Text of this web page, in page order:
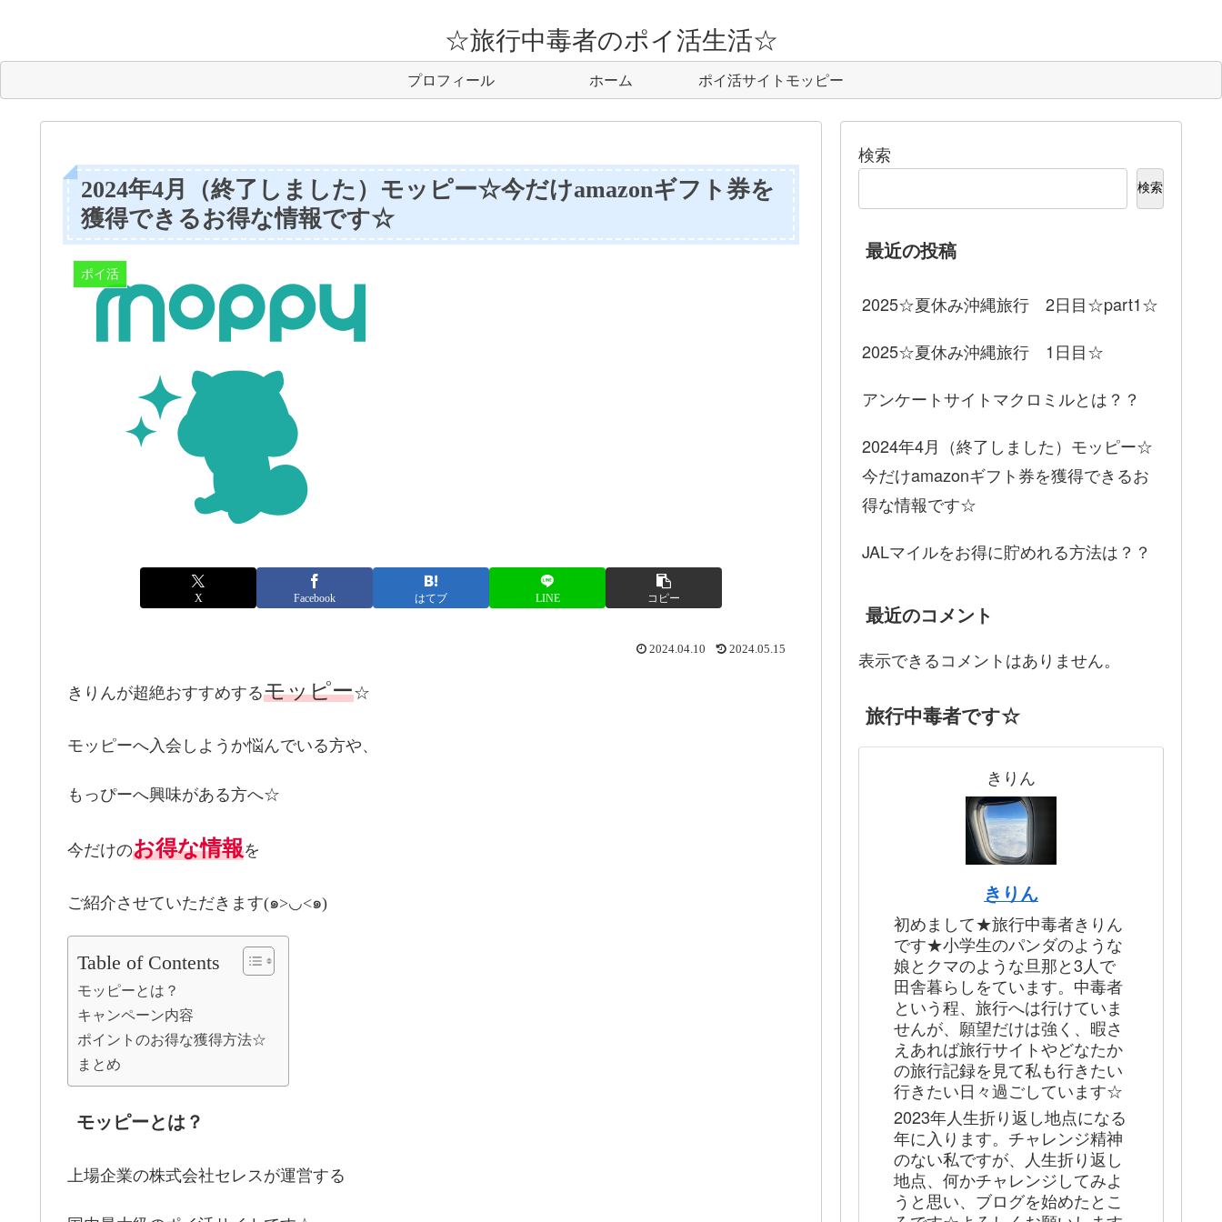
☆旅行中毒者のポイ活生活☆
プロフィール ホーム ポイ活サイトモッピー
2024年4月（終了しました）モッピー☆今だけamazonギフト券を
獲得できるお得な情報です☆
ポイ活
X Facebook はてブ LINE コピー
2024.04.10 2024.05.15
きりんが超絶おすすめするモッピー☆
モッピーへ入会しようか悩んでいる方や、
もっぴーへ興味がある方へ☆
今だけのお得な情報を
ご紹介させていただきます(๑>◡<๑)
Table of Contents
モッピーとは？
キャンペーン内容
ポイントのお得な獲得方法☆
まとめ
モッピーとは？
上場企業の株式会社セレスが運営する
検索
検索
最近の投稿
2025☆夏休み沖縄旅行 2日目☆part1☆
2025☆夏休み沖縄旅行 1日目☆
アンケートサイトマクロミルとは？？
2024年4月（終了しました）モッピー☆
今だけamazonギフト券を獲得できるお
得な情報です☆
JALマイルをお得に貯めれる方法は？？
最近のコメント
表示できるコメントはありません。
旅行中毒者です☆
きりん
きりん
初めまして★旅行中毒者きりん
です★小学生のパンダのような
娘とクマのような旦那と3人で
田舎暮らしをています。中毒者
という程、旅行へは行けていま
せんが、願望だけは強く、暇さ
えあれば旅行サイトやどなたか
の旅行記録を見て私も行きたい
行きたい日々過ごしています☆
2023年人生折り返し地点になる
年に入ります。チャレンジ精神
のない私ですが、人生折り返し
地点、何かチャレンジしてみよ
うと思い、ブログを始めたとこ